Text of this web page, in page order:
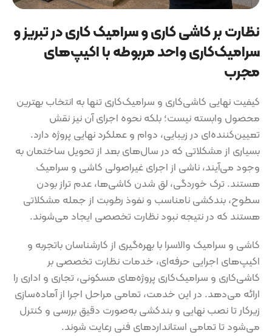
نظارت بر کاشی کاری و سرامیک کاری در تبریز و
سرامیک‌کاری واحد مربوطه با اکیپ‌های
مجرب
کیفیت نهایی کاشی‌کاری و سرامیک‌کاری تنها به انتخاب بهترین
محصول وابسته نیست؛ بلکه نحوه اجرای آن نیز نقش
تعیین‌کننده‌ای در زیبایی، دوام و عملکرد نهایی پروژه دارد.
بسیاری از مشکلاتی که در سال‌های بعد از تحویل ساختمان به
وجود می‌آیند، ناشی از اجرای غیراصولی کاشی و سرامیک
هستند. ترک خوردگی، لق شدن کاشی‌ها، عدم تراز بودن
سطوح، بندکشی نامناسب و نفوذ رطوبت از جمله مشکلاتی
هستند که در نتیجه نبود نظارت تخصصی ایجاد می‌شوند.
کاشی و سرامیک والاسرا با بهره‌گیری از کارشناسان باتجربه و
اکیپ‌های اجرایی حرفه‌ای، خدمات نظارت تخصصی بر
کاشی‌کاری و سرامیک‌کاری پروژه‌های مسکونی، تجاری و اداری را
ارائه می‌دهد. در این خدمت، تمامی مراحل اجرا از آماده‌سازی
زیرکار تا نصب نهایی و بندکشی به‌صورت دقیق بررسی و کنترل
می‌شود تا تمامی استانداردهای فنی رعایت شوند.